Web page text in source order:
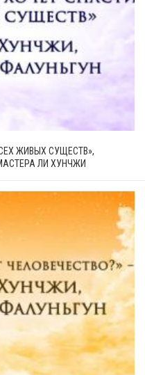
ЖИВЫХ СУЩЕСТВ»,
ЛИ ХУНЧЖИ